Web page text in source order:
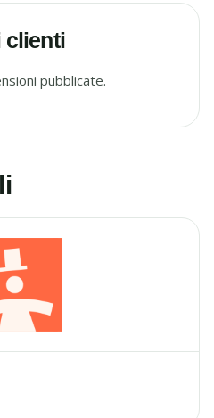
clienti
pubblicate.